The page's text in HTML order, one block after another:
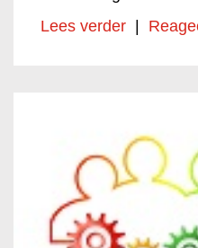
Lees verder |